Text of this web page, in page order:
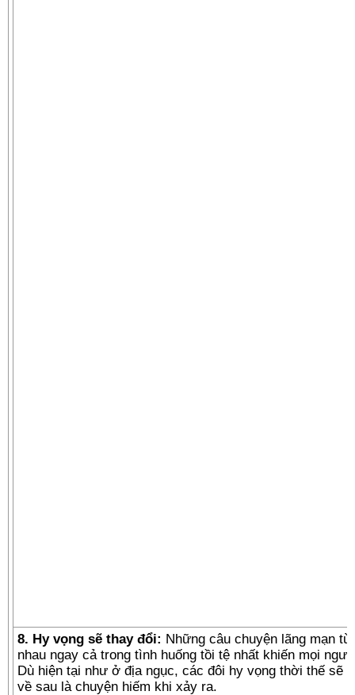
8. Hy vọng sẽ thay đổi: Những câu chuyện lãng mạn
nhau ngay cả trong tình huống tồi tệ nhất khiến mọi
Dù hiện tại như ở địa ngục, các đôi hy vọng thời thế sẽ
về sau là chuyện hiếm khi xảy ra.